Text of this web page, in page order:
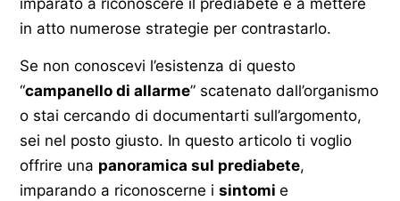
in atto numerose strategie per contrastarlo.
Se non conoscevi l’esistenza di questo
“campanello di allarme” scatenato dall’organismo
o stai cercando di documentarti sull’argomento,
sei nel posto giusto. In questo articolo ti voglio
offrire una panoramica sul prediabete,
imparando a riconoscerne i sintomi e